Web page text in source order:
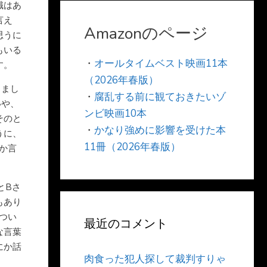
はあ
うに
いる
し
、
と
、
言
Bさ
り
い
言葉
か話
Amazonのページ
・ オールタイムベスト映画11本
（2026年春版）
・ 腐乱する前に観ておきたいゾ
ンビ映画10本
・ かなり強めに影響を受けた本
11冊（2026年春版）
最近のコメント
肉食った犯人探して裁判すりゃ